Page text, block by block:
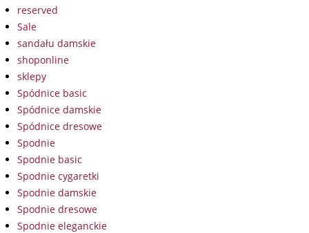
reserved
Sale
sandału damskie
shoponline
sklepy
Spódnice basic
Spódnice damskie
Spódnice dresowe
Spodnie
Spodnie basic
Spodnie cygaretki
Spodnie damskie
Spodnie dresowe
Spodnie eleganckie